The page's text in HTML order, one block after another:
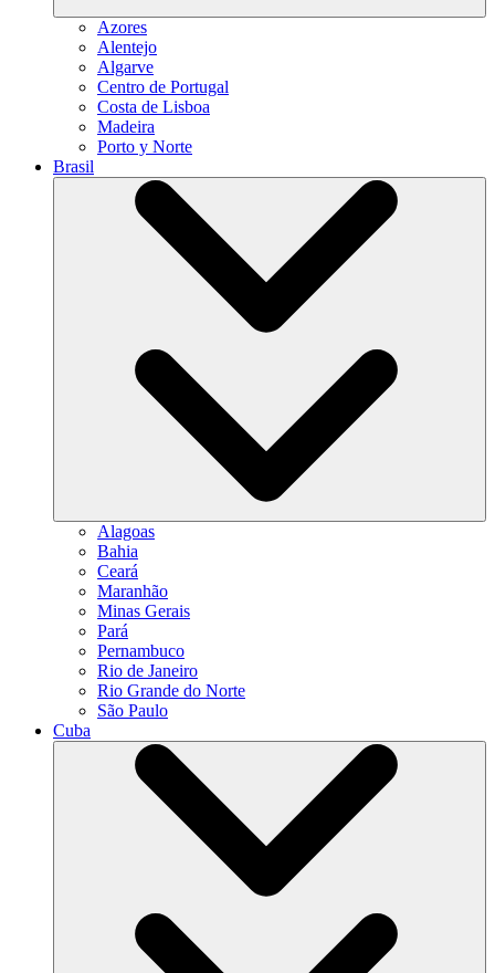
Azores
Alentejo
Algarve
Centro de Portugal
Costa de Lisboa
Madeira
Porto y Norte
Brasil
Alagoas
Bahia
Ceará
Maranhão
Minas Gerais
Pará
Pernambuco
Rio de Janeiro
Rio Grande do Norte
São Paulo
Cuba